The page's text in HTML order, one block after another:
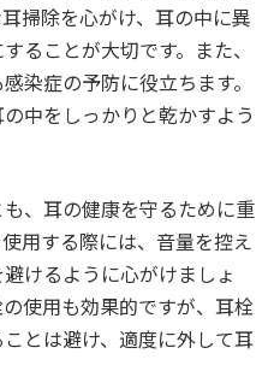
掃除を心がけ、耳の中に異
ることが大切です。また、
染症の予防に役立ちます。
中をしっかりと乾かすよう
、耳の健康を守るために重
用する際には、音量を控え
けるように心がけましょ
使用も効果的ですが、耳栓
とは避け、適度に外して耳